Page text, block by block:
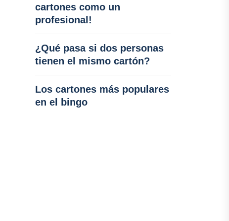
cartones como un
profesional!
¿Qué pasa si dos personas
tienen el mismo cartón?
Los cartones más populares
en el bingo